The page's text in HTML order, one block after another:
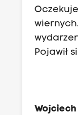
Pojawił
Wojciech